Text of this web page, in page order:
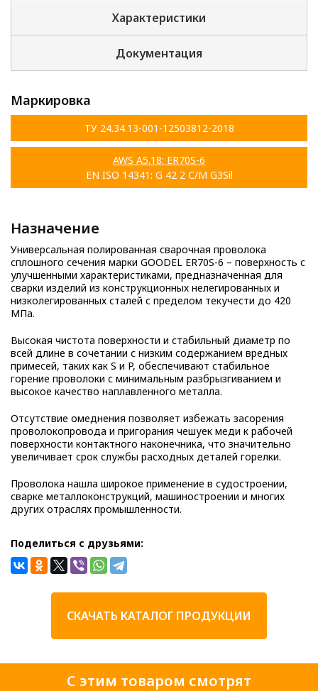
Характеристики
Документация
Маркировка
ТУ 24.34.13-001-12503812-2018
AWS A5.18: ER70S-6
EN ISO 14341: G 42 2 С/М G3Sil
Назначение
Универсальная полированная сварочная проволока
сплошного сечения марки GOODEL ER70S-6 – поверхность с
улучшенными характеристиками, предназначенная для
сварки изделий из конструкционных нелегированных и
низколегированных сталей с пределом текучести до 420
МПа.
Высокая чистота поверхности и стабильный диаметр по
всей длине в сочетании с низким содержанием вредных
примесей, таких как S и P, обеспечивают стабильное
горение проволоки с минимальным разбрызгиванием и
высокое качество наплавленного металла.
Отсутствие омеднения позволяет избежать засорения
проволокопровода и пригорания чешуек меди к рабочей
поверхности контактного наконечника, что значительно
увеличивает срок службы расходных деталей горелки.
Проволока нашла широкое применение в судостроении,
сварке металлоконструкций, машиностроении и многих
других отраслях промышленности.
Поделиться с друзьями:
СКАЧАТЬ КАТАЛОГ ПРОДУКЦИИ
С этим товаром смотрят